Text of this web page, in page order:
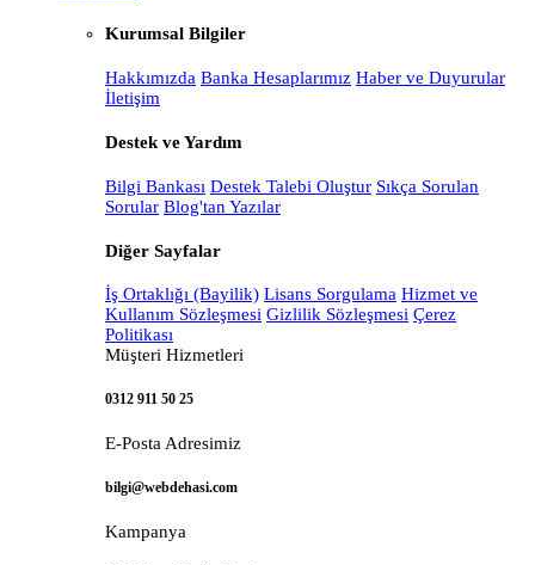
Kurumsal Bilgiler
Hakkımızda Banka Hesaplarımız Haber ve Duyurular
İletişim
Destek ve Yardım
Bilgi Bankası Destek Talebi Oluştur Sıkça Sorulan
Sorular Blog'tan Yazılar
Diğer Sayfalar
İş Ortaklığı (Bayilik) Lisans Sorgulama Hizmet ve
Kullanım Sözleşmesi Gizlilik Sözleşmesi Çerez
Politikası
Müşteri Hizmetleri
0312 911 50 25
E-Posta Adresimiz
bilgi@webdehasi.com
Kampanya